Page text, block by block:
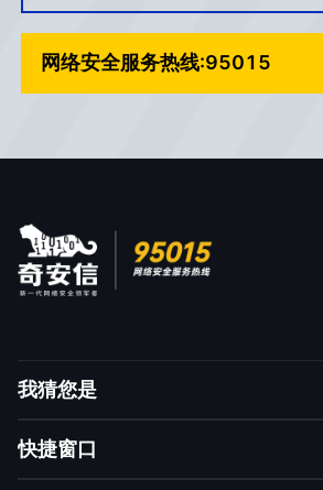
络战争最常用的攻击方法
第三节 漏洞的储
用是军事现代化的必备能力
变现象”：漏洞的四个假设
第二节 网络安全
变革：从“查黑”到“查行为”
第四节 第三代网
第七章 新动力：数据驱动安全
网络安全服务热线:95015
我猜您是
客户
快捷窗口